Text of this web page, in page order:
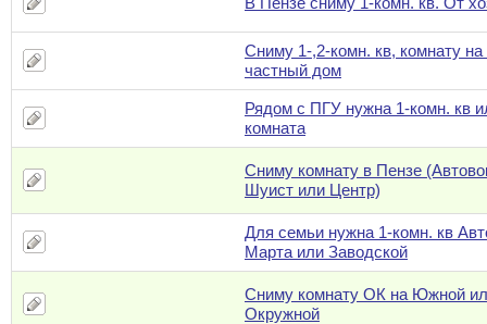
Сниму 1-,2-комн. кв, комнату
частный дом
Рядом с ПГУ нужна 1-комн. кв
комната
Сниму комнату в Пензе
Шуист или Центр)
Для семьи нужна 1-комн. кв
Марта или Заводской
Сниму комнату ОК на Южной
Окружной